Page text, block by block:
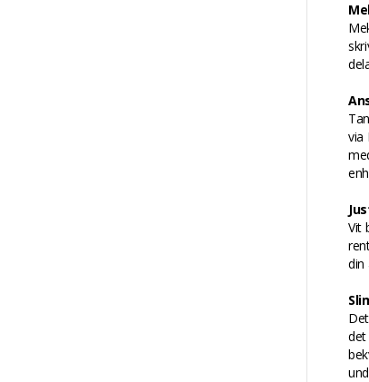
via
Vit
din
det